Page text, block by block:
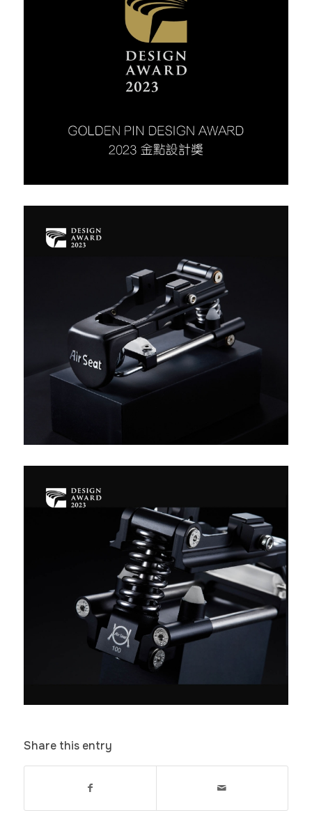
Share this entry